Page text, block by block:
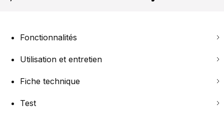
Fonctionnalités
Utilisation et entretien
Fiche technique
Test